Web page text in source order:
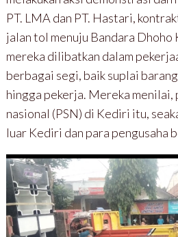
PT. LMA dan PT. Hastari,
jalan tol menuju Bandara
mereka dilibatkan dalam
berbagai segi, baik suplai
hingga pekerja. Mereka
nasional (PSN) di Kediri itu,
luar Kediri dan para pengusaha